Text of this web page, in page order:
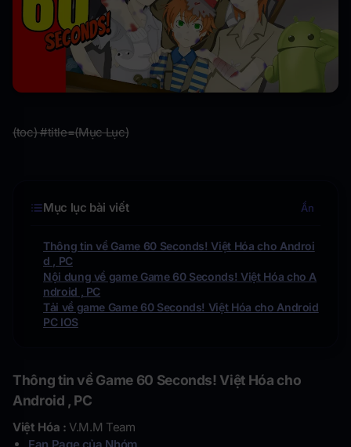
(toc) #title=(Mục Lục)
Mục lục bài viết Ẩn
Thông tin về Game 60 Seconds! Việt Hóa cho Androi
d , PC
Nội dung về game Game 60 Seconds! Việt Hóa cho A
ndroid , PC
Tải về game Game 60 Seconds! Việt Hóa cho Android
PC IOS
Thông tin về Game 60 Seconds! Việt Hóa cho
Android , PC
Việt Hóa :V.M.M Team
Fan Page của Nhóm